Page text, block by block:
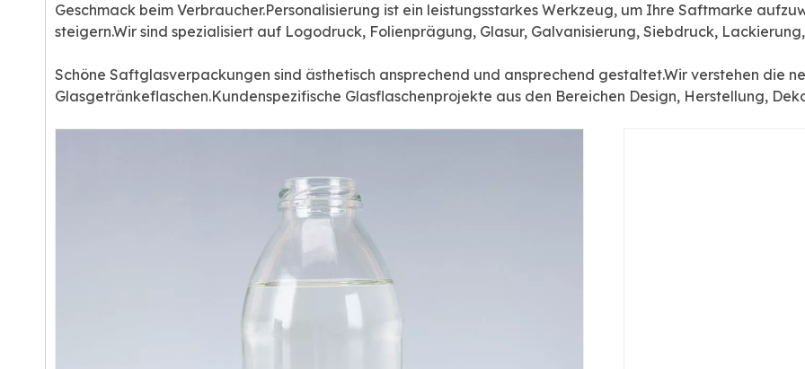
Geschmack beim Verbraucher.Personalisierung ist ein leistungsstarkes Werkzeug, um Ihre Saftmarke
steigern.Wir sind spezialisiert auf Logodruck, Folienprägung, Glasur, Galvanisierung, Siebdruck,
Schöne Saftglasverpackungen sind ästhetisch ansprechend und ansprechend gestaltet.Wir verstehen die
Glasgetränkeflaschen.Kundenspezifische Glasflaschenprojekte aus den Bereichen Design, Herstellung,